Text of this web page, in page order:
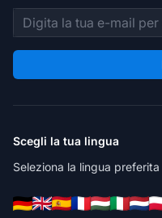
Indirizzo email
Scegli la tua lingua
Seleziona la lingua